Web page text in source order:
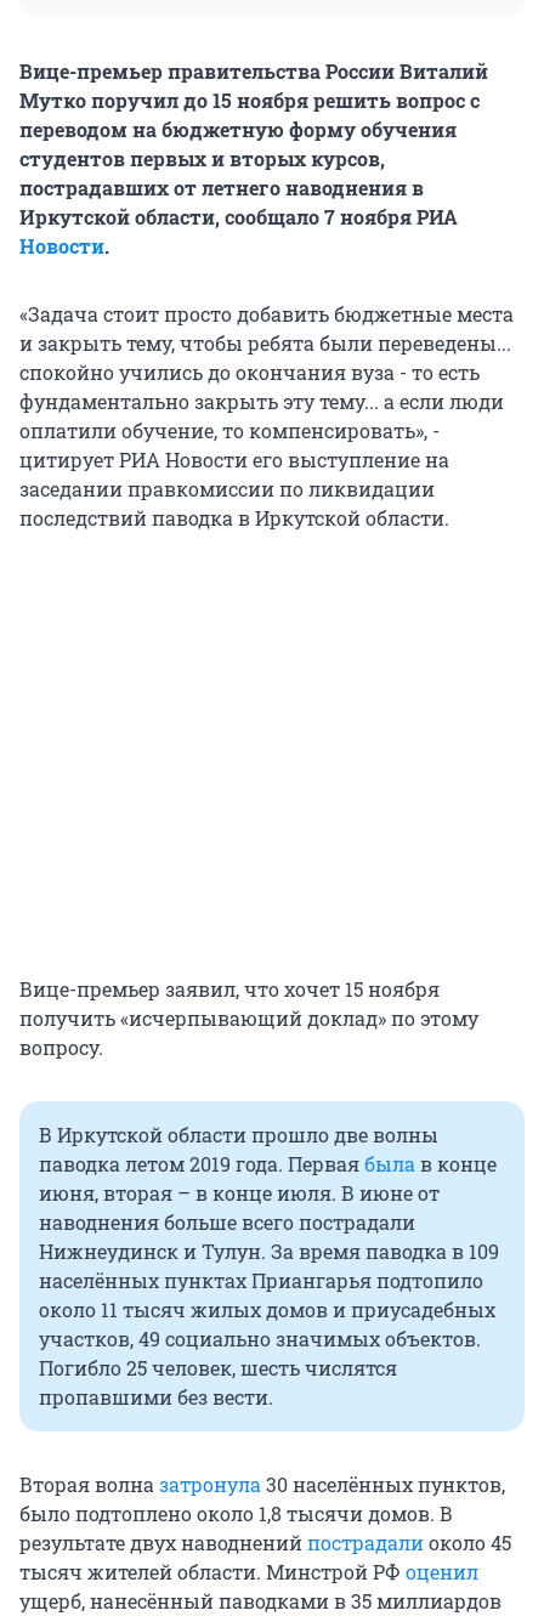
Вице-премьер правительства России Виталий
Мутко поручил до 15 ноября решить вопрос с
переводом на бюджетную форму обучения
студентов первых и вторых курсов,
пострадавших от летнего наводнения в
Иркутской области, сообщало 7 ноября РИА
Новости.
«Задача стоит просто добавить бюджетные места
и закрыть тему, чтобы ребята были переведены...
спокойно учились до окончания вуза - то есть
фундаментально закрыть эту тему... а если люди
оплатили обучение, то компенсировать», -
цитирует РИА Новости его выступление на
заседании правкомиссии по ликвидации
последствий паводка в Иркутской области.
Вице-премьер заявил, что хочет 15 ноября
получить «исчерпывающий доклад» по этому
вопросу.
В Иркутской области прошло две волны
паводка летом 2019 года. Перваябыла в конце
июня, вторая – в конце июля. В июне от
наводнения больше всего пострадали
Нижнеудинск и Тулун. За время паводка в 109
населённых пунктах Приангарья подтопило
около 11 тысяч жилых домов и приусадебных
участков, 49 социально значимых объектов.
Погибло 25 человек, шесть числятся
пропавшими без вести.
Вторая волна затронула 30 населённых пунктов,
было подтоплено около 1,8 тысячи домов. В
результате двух наводненийпострадалиоколо 45
тысяч жителей области. Минстрой РФ оценил
ущерб, нанесённый паводками в 35 миллиардов